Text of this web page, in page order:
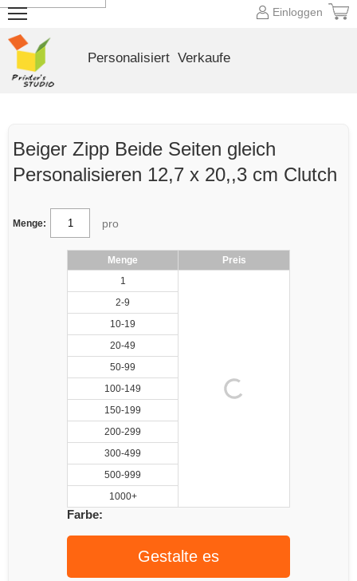
Beiger Zipp Beide Seiten gleich
Personalisieren 12,7 x 20,,3 cm Clutch
Menge: pro
Menge
Preis
1
2-9
10-19
20-49
50-99
100-149
150-199
200-299
300-499
500-999
1000+
Farbe:
Gestalte es
Einloggen
Personalisiert Verkaufe